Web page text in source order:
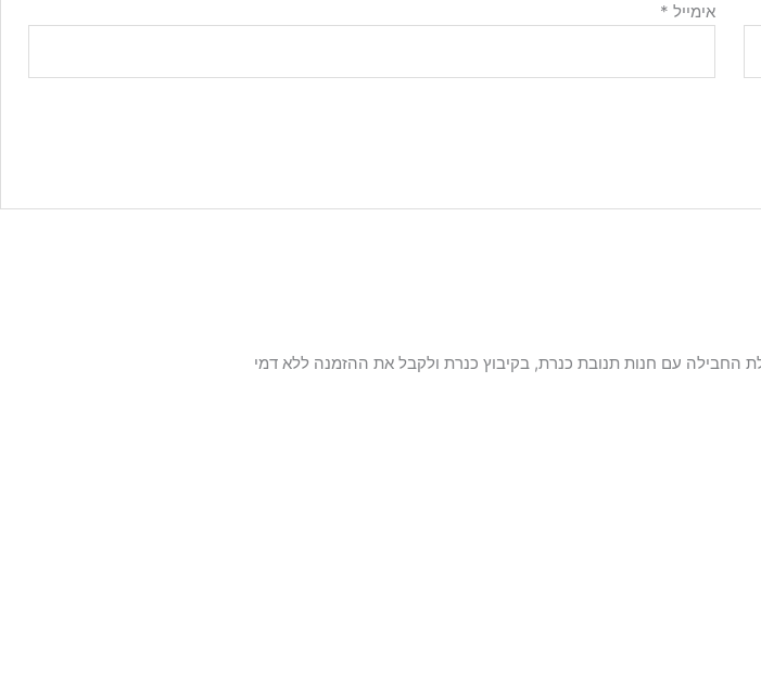
אימייל *
החבילה עם חנות תנובת כנרת, בקיבוץ כנרת ולקבל את ההזמנה ללא דמי